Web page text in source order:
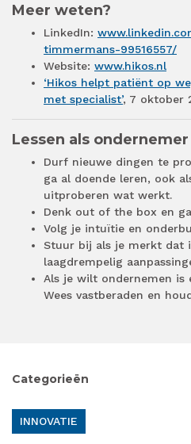
Meer weten?
LinkedIn:
timmermans-99516557/
Website: www.hikos.nl
‘Hikos helpt patiënt op
met specialist’, 7 oktober
Lessen als
Durf nieuwe dingen te
ga al doende leren, ook
uitproberen wat werkt.
Denk out of the box en
Volg je intuïtie en
Stuur bij als je merkt dat
laagdrempelig
Als je wilt ondernemen is
Wees vastberaden en
Categorieën
INNOVATIE